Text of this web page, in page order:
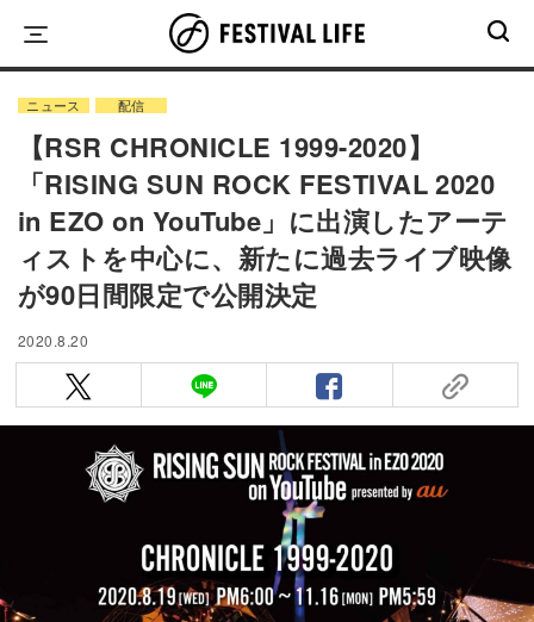
content
ニュース 配信
【RSR CHRONICLE 1999-2020】
「RISING SUN ROCK FESTIVAL 2020
in EZO on YouTube」に出演したアーテ
ィストを中心に、新たに過去ライブ映像
が90日間限定で公開決定
2020.8.20